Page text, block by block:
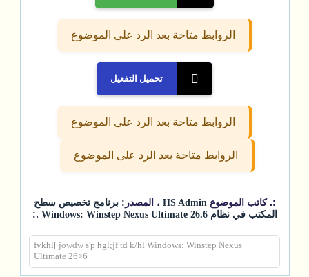
الروابط متاحة بعد الرد على الموضوع
تحميل التفعيل
الروابط متاحة بعد الرد على الموضوع
الروابط متاحة بعد الرد على الموضوع
:. كاتب الموضوع HS Admin ، المصدر:برنامج تخصيص سطح
المكتب في نظام Windows: Winstep Nexus Ultimate 26.6
.:
fvkhl[ jowdw s'p hgl;jf td k/hl Windows: Winstep Nexus
Ultimate 26>6